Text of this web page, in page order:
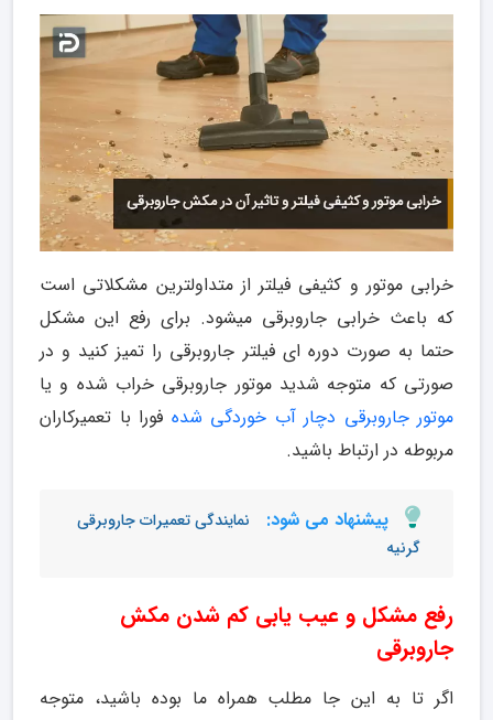
خرابی موتور و کثیفی فیلتر از متداولترین مشکلاتی است
که باعث خرابی جاروبرقی میشود. برای رفع این مشکل
حتما به صورت دوره ای فیلتر جاروبرقی را تمیز کنید و در
صورتی که متوجه شدید موتور جاروبرقی خراب شده و یا
موتور جاروبرقی دچار آب خوردگی شده فورا با تعمیرکاران
مربوطه در ارتباط باشید.
پیشنهاد می شود:
نمایندگی تعمیرات جاروبرقی
گرنیه
رفع مشکل و عیب یابی کم شدن مکش
جاروبرقی
اگر تا به این جا مطلب همراه ما بوده باشید، متوجه